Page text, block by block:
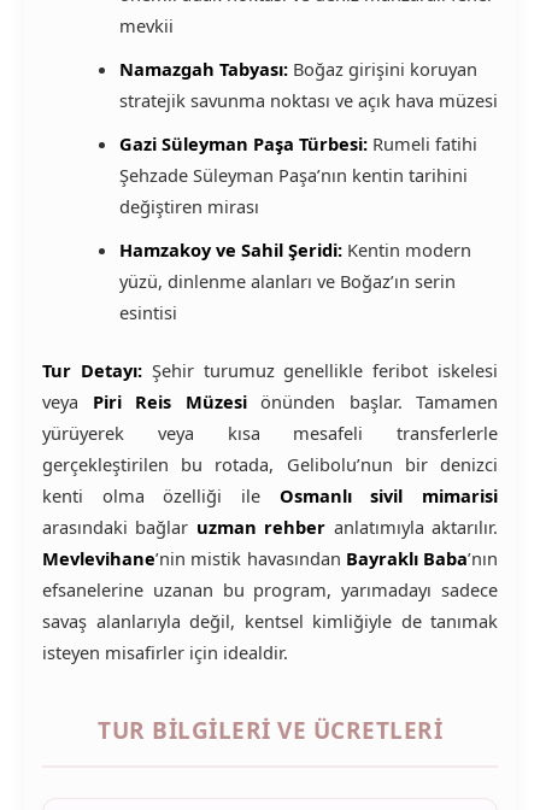
mevkii
Namazgah Tabyası:Boğaz girişini koruyan
stratejik savunma noktası ve açık hava müzesi
Gazi Süleyman Paşa Türbesi:Rumeli fatihi
Şehzade Süleyman Paşa’nın kentin tarihini
değiştiren mirası
Hamzakoy ve Sahil Şeridi:Kentin modern
yüzü, dinlenme alanları ve Boğaz’ın serin
esintisi
Tur Detayı:Şehir turumuz genellikle feribot iskelesi
veya Piri Reis Müzesiönünden başlar. Tamamen
yürüyerek veya kısa mesafeli transferlerle
gerçekleştirilen bu rotada, Gelibolu’nun bir denizci
kenti olma özelliği ile Osmanlı sivil mimarisi
arasındaki bağlar uzman rehber anlatımıyla aktarılır.
Mevlevihane’nin mistik havasından Bayraklı Baba’nın
efsanelerine uzanan bu program, yarımadayı sadece
savaş alanlarıyla değil, kentsel kimliğiyle de tanımak
isteyen misafirler için idealdir.
TUR BILGILERI VE ÜCRETLERI